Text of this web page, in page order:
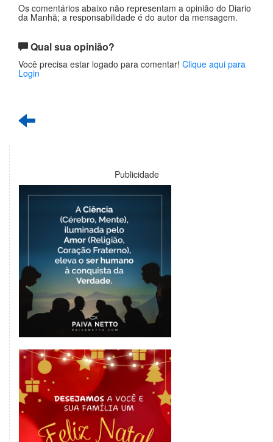
Os comentários abaixo não representam a opinião do Diario
da Manhã; a responsabilidade é do autor da mensagem.
Qual sua opinião?
Você precisa estar logado para comentar! Clique aqui para
Login
Publicidade